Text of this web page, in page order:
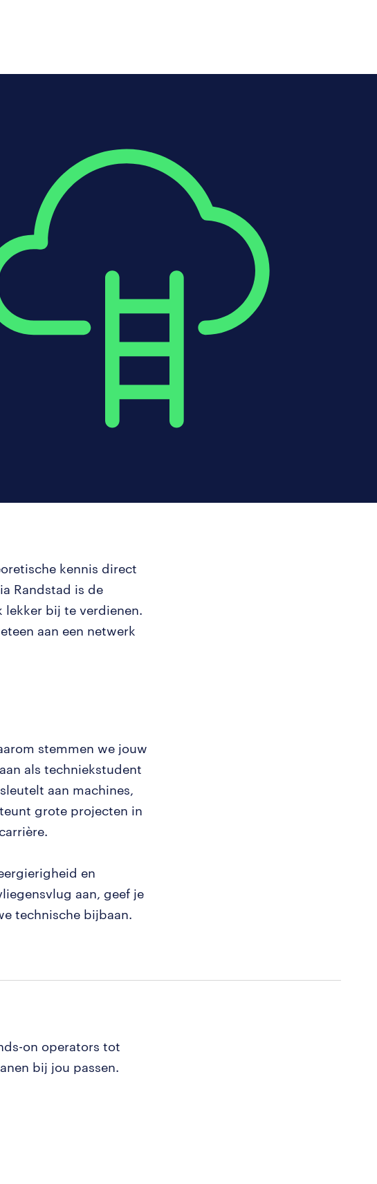
kennis direct
Randstad is de
bij te verdienen.
aan een netwerk
stemmen we jouw
als techniekstudent
aan machines,
grote projecten in
en
aan, geef je
technische bijbaan.
on operators tot
bij jou passen.